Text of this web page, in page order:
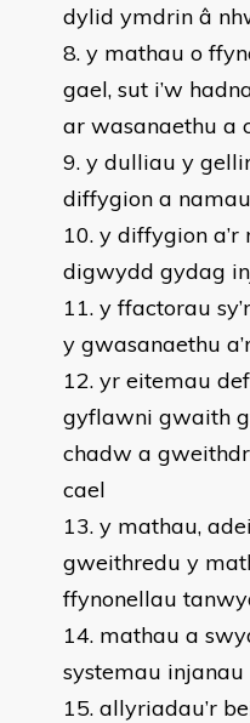
dylid ymdrin â
y mathau o
gael, sut i’w
ar wasanaethu a
y dulliau y
diffygion a
y diffygion
digwydd gydag
y ffactorau
y gwasanaethu
yr eitemau
gyflawni gwaith
chadw a
cael
y mathau,
gweithredu y
ffynonellau
mathau a
systemau injanau
allyriadau’r